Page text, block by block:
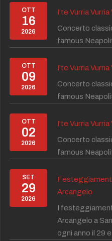
OTT
16
2026
I'te Vurria Vurria
Concerto
famous
OTT
09
2026
I'te Vurria Vurria
Concerto
famous
OTT
02
2026
I'te Vurria Vurria
Concerto
famous
SET
29
2026
Arcangelo
I
Arcangelo a
ogni anno il 29